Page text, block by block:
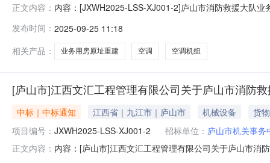
正文内容： 内容：[JXWH2025-LSS-XJ001-2]庐山市消防救援大队
重建项目空调采购五、合同主体：采购人（甲方）：庐
发布时间： 2025-09-25 11:18
相关产品：
业务用房原址重建 空调 空调机组
[庐山市]江西文汇工程管理有限公司关于庐山市消防
中标｜中标通知 江西省｜九江市｜庐山市 机械设备
货物
项目编号： JXWH2025-LSS-XJ001-2 招标单位： 庐山市机关事务
正文内容： 内容：[庐山市]江西文汇工程管理有限公司关于庐山市消